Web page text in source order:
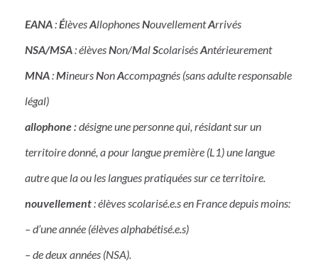
EANA : ÉlèvesAllophones NouvellementArrivés
NSA/MSA : élèves Non/MalScolarisésAntérieurement
MNA : Mineurs NonAccompagnés (sans adulte responsable
légal)
allophone :désigne une personne qui, résidant sur un
territoire donné, a pour langue première (L1) une langue
autre que la ou les langues pratiquées sur ce territoire.
nouvellement : élèves scolarisé.e.s en France depuis moins:
– d’une année (élèves alphabétisé.e.s)
– de deux années (NSA).